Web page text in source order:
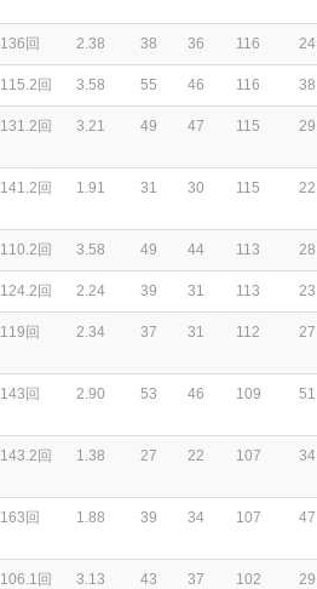
136回 2.38 38 36 116 24
115.2回 3.58 55 46 116 38
131.2回 3.21 49 47 115 29
141.2回 1.91 31 30 115 22
110.2回 3.58 49 44 113 28
124.2回 2.24 39 31 113 23
119回 2.34 37 31 112 27
143回 2.90 53 46 109 51
143.2回 1.38 27 22 107 34
163回 1.88 39 34 107 47
106.1回 3.13 43 37 102 29